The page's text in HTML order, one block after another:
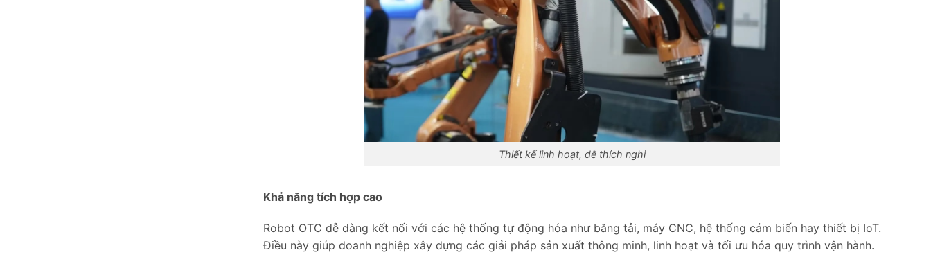
Thiết kế linh hoạt, dễ thích nghi
Khả năng tích hợp cao
Robot OTC dễ dàng kết nối với các hệ thống tự động hóa như băng tải, máy CNC, hệ thống cảm biến hay thiết bị IoT.
Điều này giúp doanh nghiệp xây dựng các giải pháp sản xuất thông minh, linh hoạt và tối ưu hóa quy trình vận hành.